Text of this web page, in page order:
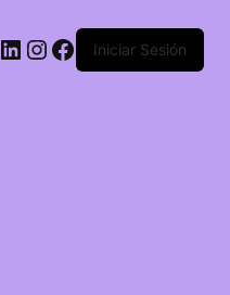
LinkedIn
Instagram
Facebook
Iniciar Sesión